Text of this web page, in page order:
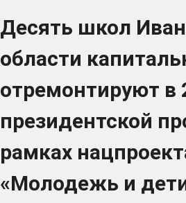
Десять школ
области
отремонтируют в
президентской
рамках
«Молодежь и